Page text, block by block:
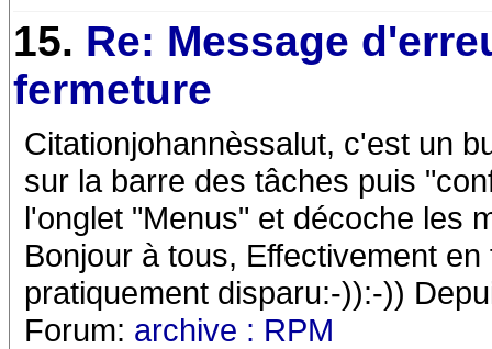
15. Re: Message
fermeture
Citationjohannèssalut, c'est un
sur la barre des tâches puis
l'onglet "Menus" et décoche les
Bonjour à tous, Effectivement
pratiquement disparu:-)):-))
Forum: archive : RPM